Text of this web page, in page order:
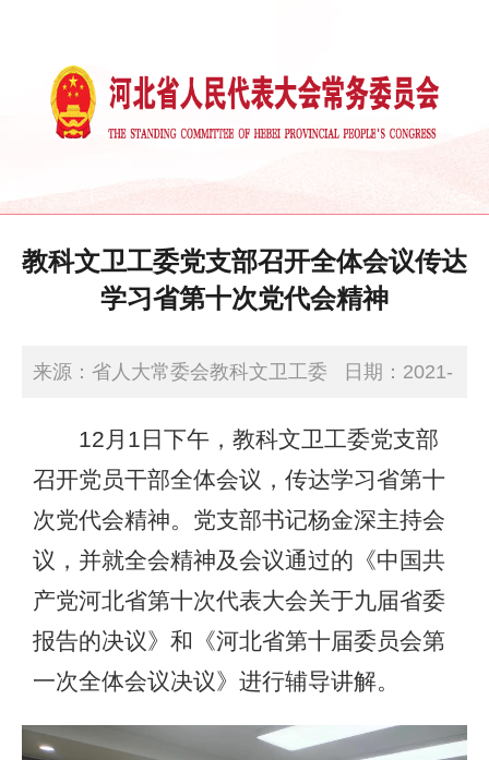
教科文卫工委党支部召开全体会议传达
学习省第十次党代会精神
来源：省人大常委会教科文卫工委 日期：2021-
12-03 09:33:00
12月1日下午，教科文卫工委党支部
召开党员干部全体会议，传达学习省第十
次党代会精神。党支部书记杨金深主持会
议，并就全会精神及会议通过的《中国共
产党河北省第十次代表大会关于九届省委
报告的决议》和《河北省第十届委员会第
一次全体会议决议》进行辅导讲解。